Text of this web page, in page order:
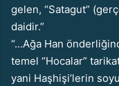
gelen, “Satagut”
daidir.”
“…Ağa Han
temel “Hocalar”
yani Haşhişi’lerin